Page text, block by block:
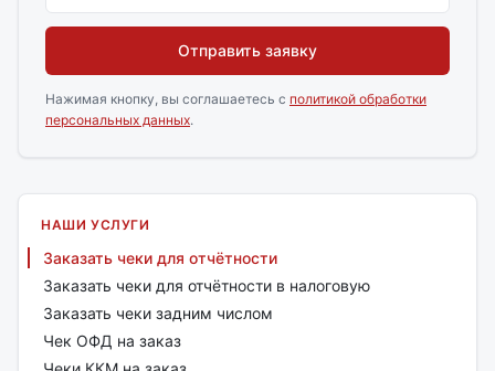
НАШИ УСЛУГИ
Заказать чеки для отчётности
Заказать чеки для отчётности в налоговую
Заказать чеки задним числом
Чек ОФД на заказ
Отправить заявку
Нажимая кнопку, вы соглашаетесь с политикой обработки
персональных данных.